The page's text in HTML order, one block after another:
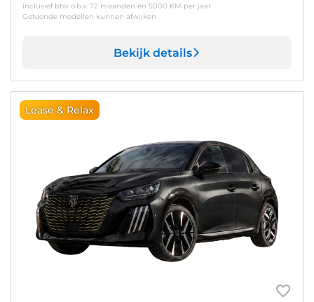
inclusief btw o.b.v. 72 maanden en 5000 KM per jaar.
Getoonde modellen kunnen afwijken
Bekijk details
Lease & Relax